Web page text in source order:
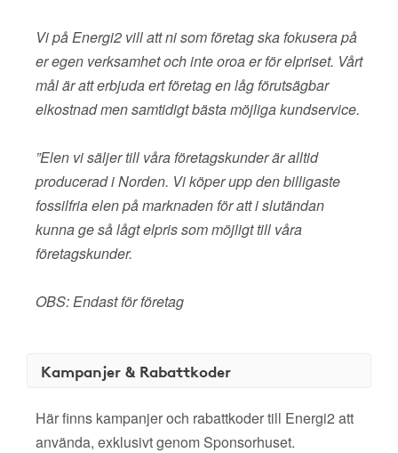
Vi på Energi2 vill att ni som företag ska fokusera på
er egen verksamhet och inte oroa er för elpriset. Vårt
mål är att erbjuda ert företag en låg förutsägbar
elkostnad men samtidigt bästa möjliga kundservice.
”Elen vi säljer till våra företagskunder är alltid
producerad i Norden. Vi köper upp den billigaste
fossilfria elen på marknaden för att i slutändan
kunna ge så lågt elpris som möjligt till våra
företagskunder.
OBS: Endast för företag
Kampanjer & Rabattkoder
Här finns kampanjer och rabattkoder till Energi2 att
använda, exklusivt genom Sponsorhuset.